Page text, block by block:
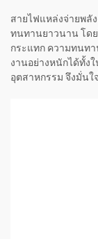
สายไฟแหล่งจ่ายพลั
ทนทานยาวนาน โด
กระแทก ความทนท
งานอย่างหนักได้ทั้ง
อุตสาหกรรม จึงมั่นใ